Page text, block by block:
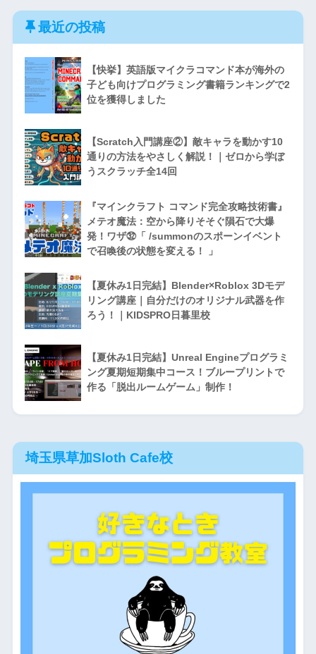
最近の投稿
【快挙】英語版マイクラコマンド本が海外の
子ども向けプログラミング書籍ランキングで2
位を獲得しました
【Scratch入門講座②】敵キャラを動かす10
通りの方法をやさしく解説！｜ゼロから学ぼ
うスクラッチ全14回
『マインクラフト コマンド完全攻略技術書』
メテオ魔法：空から降りそそぐ隕石で大爆
発！ワザ㉜「 /summonのスポーンイベント
で召喚後の状態を変える！ 」
【夏休み1日完結】Blender×Roblox 3Dモデ
リング講座｜自分だけのオリジナル武器を作
ろう！｜KIDSPRO日暮里校
【夏休み1日完結】Unreal Engineプログラミ
ング夏期短期集中コース！ブループリントで
作る「脱出ルームゲーム」制作！
埼玉県草加Sloth Cafe校